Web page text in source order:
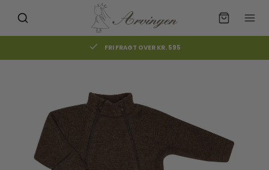
FRI FRAGT OVER KR. 595
produkter have din interesse?